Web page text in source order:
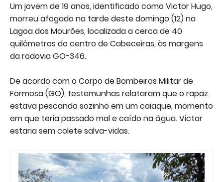
Um jovem de 19 anos, identificado como Victor Hugo,
morreu afogado na tarde deste domingo (12) na
Lagoa dos Mourões, localizada a cerca de 40
quilômetros do centro de Cabeceiras, às margens
da rodovia GO-346.
De acordo com o Corpo de Bombeiros Militar de
Formosa (GO), testemunhas relataram que o rapaz
estava pescando sozinho em um caiaque, momento
em que teria passado mal e caído na água. Victor
estaria sem colete salva-vidas.